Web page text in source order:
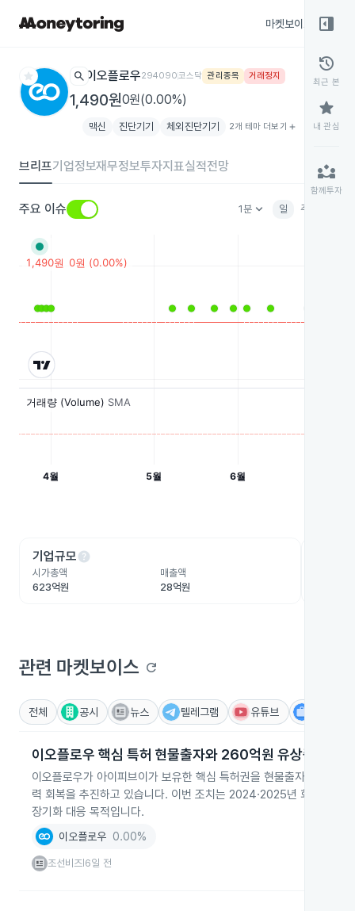
마켓보이스
star search 이오플로우294090코스닥 관리종목 거래정지
1,490원0원(0.00%)
맥신 진단기기 체외진단기기 2개 테마 더보기 add
브리프기업정보재무정보투자지표실적전망
주요 이슈 1분keyboard_arrow_down 일 주
기업규모help
시가총액
623억원
매출액
28억원
관련 마켓보이스 refresh
전체 공시 뉴스 텔레그램 유튜브
이오플로우 핵심 특허 현물출자와 260억원 유상증자
이오플로우가 아이피브이가 보유한 핵심 특허권을 현물출자받고
력 회복을 추진하고 있습니다. 이번 조치는 2024·2025년 회계감사
장기화 대응 목적입니다.
이오플로우 0.00%
조선비즈 6일 전
right_panel_open
history
최근 본
star
내 관심
partner_exchange
함께투자